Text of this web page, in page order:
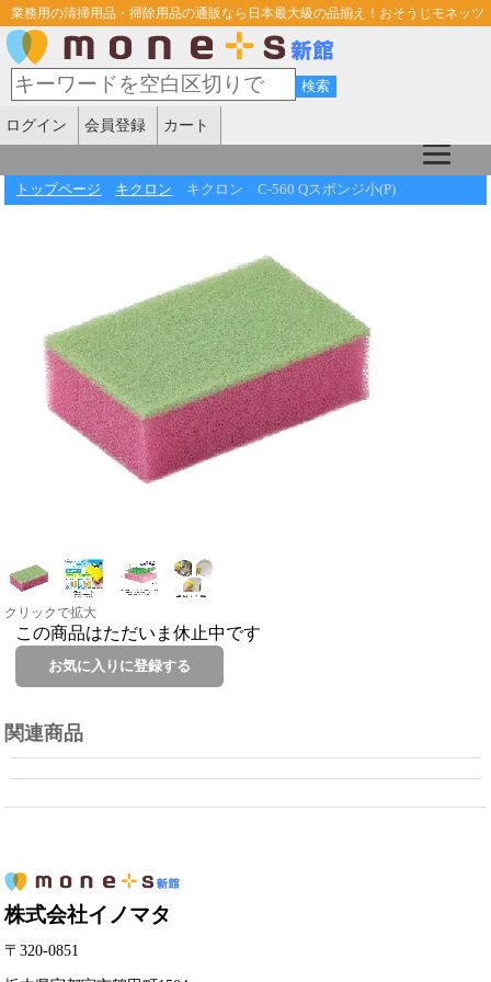
業務用の清掃用品・掃除用品の通販なら日本最大級の品揃え！おそうじモネッツ
ログイン 会員登録 カート
トップページ キクロン キクロン C-560 Qスポンジ小(P)
クリックで拡大
この商品はただいま休止中です
関連商品
株式会社イノマタ
〒320-0851